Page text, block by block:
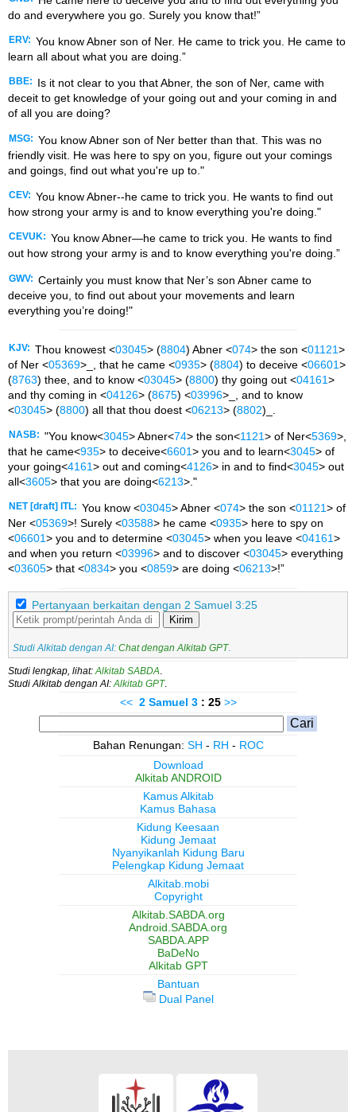
do and everywhere you go. Surely you know that!”
ERV: You know Abner son of Ner. He came to trick you. He came to
learn all about what you are doing.”
BBE:
Is it not clear to you that Abner, the son of Ner, came with
deceit to get knowledge of your going out and your coming in and
of all you are doing?
MSG: You know Abner son of Ner better than that. This was no
friendly visit. He was here to spy on you, figure out your comings
and goings, find out what you're up to."
CEV: You know Abner--he came to trick you. He wants to find out
how strong your army is and to know everything you're doing."
CEVUK: You know Abner—he came to trick you. He wants to find
out how strong your army is and to know everything you're doing.”
GWV: Certainly you must know that Ner’s son Abner came to
deceive you, to find out about your movements and learn
everything you’re doing!"
KJV: Thou knowest <03045> (8804) Abner <074> the son <01121>
of Ner <05369>_, that he came <0935> (8804) to deceive <06601>
(8763) thee, and to know <03045> (8800) thy going out <04161>
and thy coming in <04126> (8675) <03996>_, and to know
<03045> (8800) all that thou doest <06213> (8802)_.
NASB: "You know<3045> Abner<74> the son<1121> of Ner<5369>,
that he came<935> to deceive<6601> you and to learn<3045> of
your going<4161> out and coming<4126> in and to find<3045> out
all<3605> that you are doing<6213>."
NET [draft] ITL: You know <03045> Abner <074> the son <01121> of
Ner <05369>! Surely <03588> he came <0935> here to spy on
<06601> you and to determine <03045> when you leave <04161>
and when you return <03996> and to discover <03045> everything
<03605> that <0834> you <0859> are doing <06213>!”
Pertanyaan berkaitan dengan 2 Samuel 3:25
Kirim
Studi Alkitab dengan AI: Chat dengan Alkitab GPT.
Studi lengkap, lihat: Alkitab SABDA
Studi Alkitab dengan AI: Alkitab GPT.
<< 2 Samuel 3 : 25 >>
Bahan Renungan: SH - RH - ROC
Download
Alkitab ANDROID
Kamus Alkitab
Kamus Bahasa
Kidung Keesaan
Kidung Jemaat
Nyanyikanlah Kidung Baru
Pelengkap Kidung Jemaat
Alkitab.mobi
Copyright
Alkitab.SABDA.org
Android.SABDA.org
SABDA.APP
BaDeNo
Alkitab GPT
Bantuan
Dual Panel